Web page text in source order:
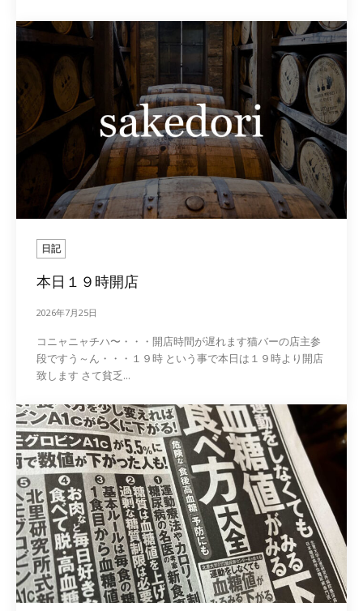
日記
本日１９時開店
2026年7月25日
コニャニャチハ〜・・・開店時間が遅れます猫バーの店主参
段ですう～ん・・・１９時 という事で本日は１９時より開店
致します さて貧乏...